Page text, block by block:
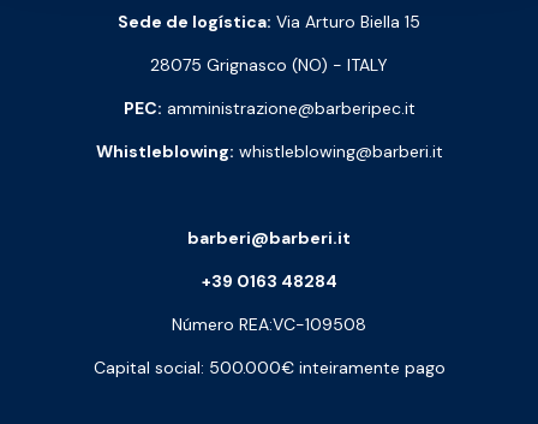
Sede de logística: Via Arturo Biella 15
28075 Grignasco (NO) - ITALY
PEC: amministrazione@barberipec.it
Whistleblowing: whistleblowing@barberi.it
barberi@barberi.it
+39 0163 48284
Número REA:VC-109508
Capital social: 500.000€ inteiramente pago